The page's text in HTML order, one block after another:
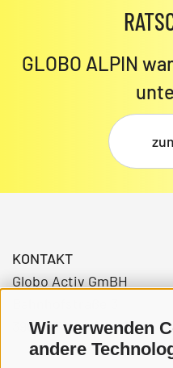
Wir verwenden
andere
GLOBO ALPIN
KONTAKT
Globo Activ GmBH
39034 Toblach